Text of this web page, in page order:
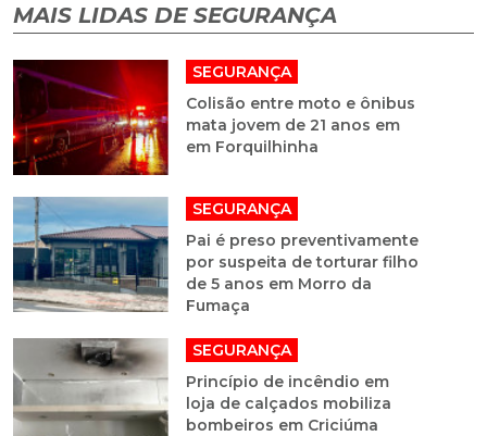
MAIS LIDAS DE SEGURANÇA
SEGURANÇA
Colisão entre moto e ônibus
mata jovem de 21 anos em
em Forquilhinha
SEGURANÇA
Pai é preso preventivamente
por suspeita de torturar filho
de 5 anos em Morro da
Fumaça
SEGURANÇA
Princípio de incêndio em
loja de calçados mobiliza
bombeiros em Criciúma